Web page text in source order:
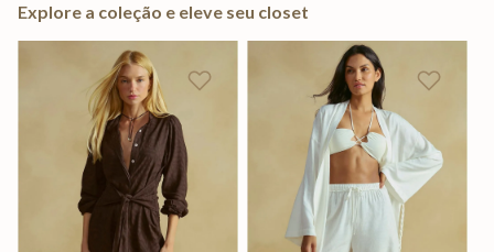
Explore a coleção e eleve seu closet